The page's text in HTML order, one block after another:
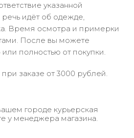
указанной
идёт об одежде,
Время осмотра и примерки
После вы можете
или полностью от покупки.
заказе от 3000 рублей.
городе курьерская
у менеджера магазина.